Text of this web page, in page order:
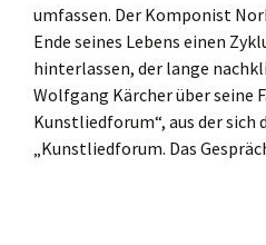
umfassen. Der Komponist
Ende seines Lebens einen
hinterlassen, der lange
Wolfgang Kärcher über seine
Kunstliedforum“, aus der sich
„Kunstliedforum. Das